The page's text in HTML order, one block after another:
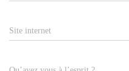
Site internet